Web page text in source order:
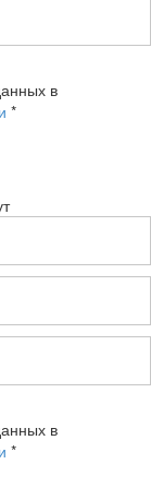
в
*
в
*